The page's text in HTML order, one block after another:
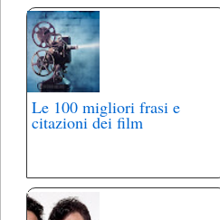
Le 100 migliori frasi e
citazioni dei film